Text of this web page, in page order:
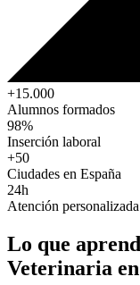
+15.000
Alumnos formados
98%
Inserción laboral
+50
Ciudades en España
24h
Atención personalizada
Lo que
Veterinaria